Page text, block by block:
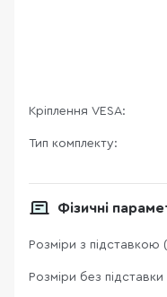
Кріплення VESA:
Тип комплекту:
Фізичні
Розміри з підставкою
Розміри без